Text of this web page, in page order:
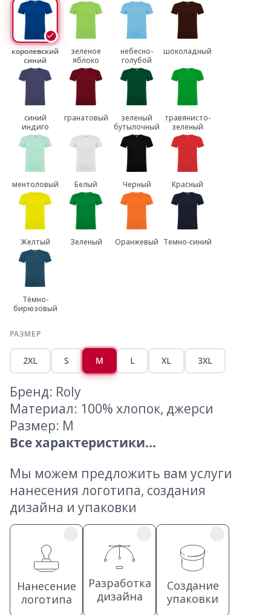
королевский
синий
зеленое
яблоко
небесно-
голубой
шоколадный
синий
индиго
гранатовый
зеленый
бутылочный
травянисто-
зеленый
ментоловый Белый Черный Красный
Желтый Зеленый Оранжевый Темно-синий
Тёмно-
бирюзовый
РАЗМЕР
2XL S M L XL 3XL
Бренд: Roly
Материал: 100% хлопок, джерси
Размер: M
Все характеристики...
Мы можем предложить вам услуги
нанесения логотипа, создания
дизайна и упаковки
Нанесение
логотипа
Разработка
дизайна
Создание
упаковки